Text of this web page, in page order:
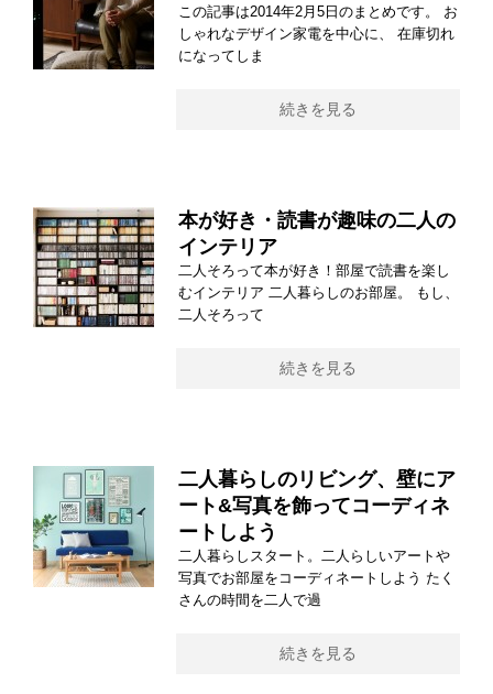
この記事は2014年2月5日のまとめです。 お
しゃれなデザイン家電を中心に、 在庫切れ
になってしま
続きを見る
本が好き・読書が趣味の二人の
インテリア
二人そろって本が好き！部屋で読書を楽し
むインテリア 二人暮らしのお部屋。 もし、
二人そろって
続きを見る
二人暮らしのリビング、壁にア
ート&写真を飾ってコーディネ
ートしよう
二人暮らしスタート。二人らしいアートや
写真でお部屋をコーディネートしよう たく
さんの時間を二人で過
続きを見る